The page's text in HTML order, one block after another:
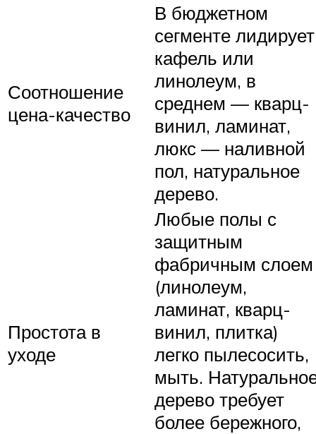
Соотношение
цена-качество
В бюджетном
сегменте лидирует
кафель или
линолеум, в
среднем — кварц-
винил, ламинат,
люкс — наливной
пол, натуральное
дерево.
Простота в
уходе
Любые полы с
защитным
фабричным слоем
(линолеум,
ламинат, кварц-
винил, плитка)
легко пылесосить,
мыть.
дерево требует
более бережного,